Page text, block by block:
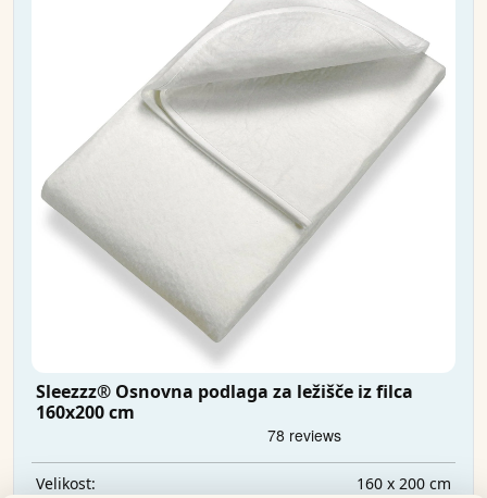
Sleezzz® Osnovna podlaga za ležišče iz filca
160x200 cm
Velikost:
160 x 200 cm